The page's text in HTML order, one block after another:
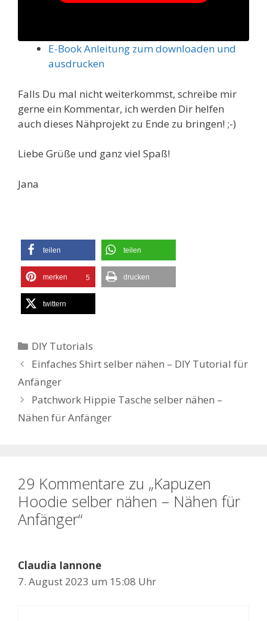
E-Book Anleitung zum downloaden und
ausdrucken
Falls Du mal nicht weiterkommst, schreibe mir
gerne ein Kommentar, ich werden Dir helfen
auch dieses Nähprojekt zu Ende zu bringen! ;-)
Liebe Grüße und ganz viel Spaß!
Jana
teilen teilen
merken 5 drucken
twittern
Kategorien
DIY Tutorials
Einfaches Shirt selber nähen – DIY Tutorial für
Anfänger
Patchwork Hippie Tasche selber nähen –
Nähen für Anfänger
29 Kommentare zu „Kapuzen
Hoodie selber nähen – Nähen für
Anfänger“
Claudia Iannone
7. August 2023 um 15:08 Uhr